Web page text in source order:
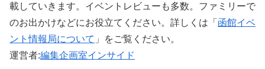
載していきます。イベントレビューも多数。ファミリーで
のお出かけなどにお役立てください。詳しくは「 函館イベ
ント情報局について 」をご覧ください。 ‎
運営者:編集企画室インサイド